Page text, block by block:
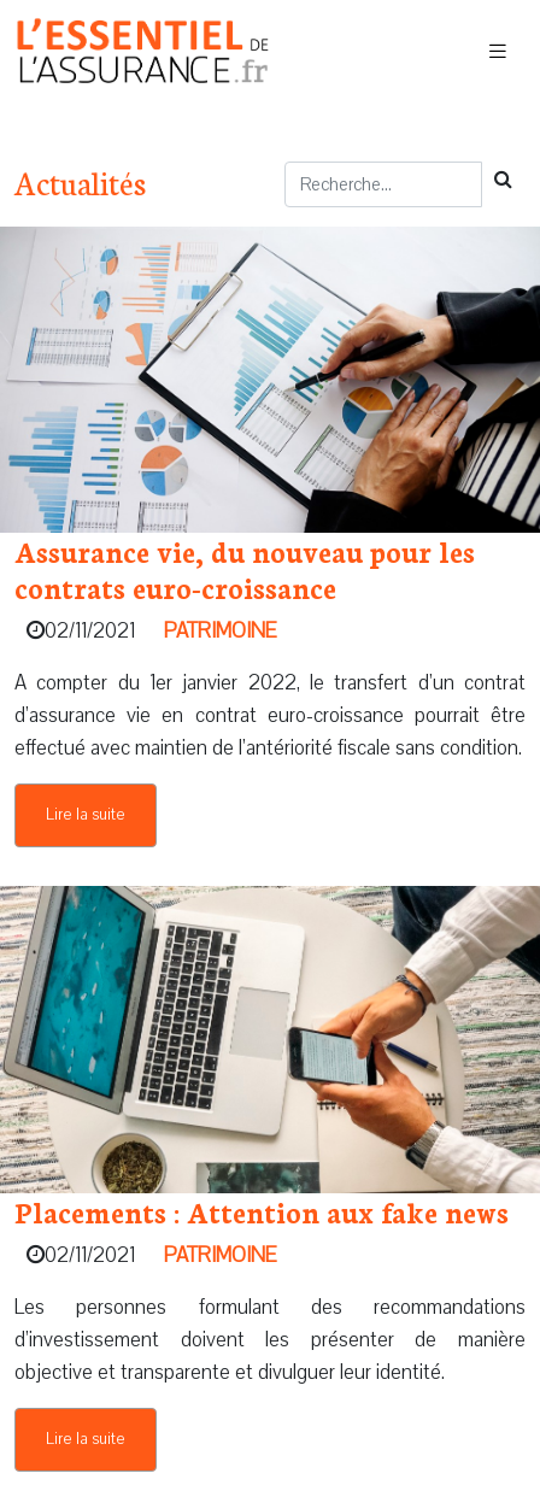
Actualités
Assurance vie, du nouveau pour les
contrats euro-croissance
02/11/2021
PATRIMOINE
A compter du 1er janvier 2022, le transfert d’un contrat
d’assurance vie en contrat euro-croissance pourrait être
effectué avec maintien de l’antériorité fiscale sans condition.
Lire la suite
Placements : Attention aux fake news
02/11/2021
PATRIMOINE
Les personnes formulant des recommandations
d’investissement doivent les présenter de manière
objective et transparente et divulguer leur identité.
Lire la suite